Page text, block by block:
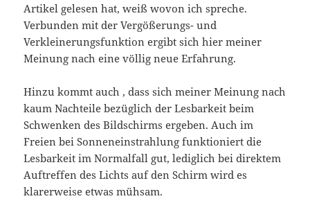
Artikel gelesen hat, weiß wovon ich spreche.
Verbunden mit der Vergößerungs- und
Verkleinerungsfunktion ergibt sich hier meiner
Meinung nach eine völlig neue Erfahrung.
Hinzu kommt auch , dass sich meiner Meinung nach
kaum Nachteile bezüglich der Lesbarkeit beim
Schwenken des Bildschirms ergeben. Auch im
Freien bei Sonneneinstrahlung funktioniert die
Lesbarkeit im Normalfall gut, lediglich bei direktem
Auftreffen des Lichts auf den Schirm wird es
klarerweise etwas mühsam.